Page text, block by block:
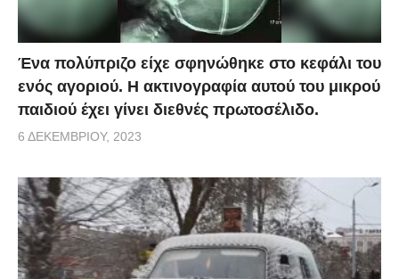
Ένα πολύπριζο είχε σφηνώθηκε στο κεφάλι του
ενός αγοριού. Η ακτινογραφία αυτού του μικρού
παιδιού έχει γίνει διεθνές πρωτοσέλιδο.
6 ΔΕΚΕΜΒΡΊΟΥ, 2023